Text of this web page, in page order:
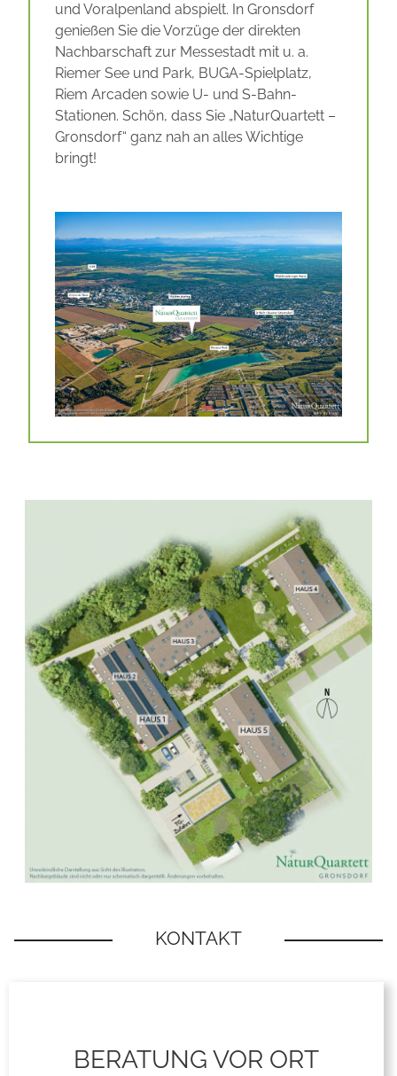
und Voralpenland abspielt. In Gronsdorf
genießen Sie die Vorzüge der direkten
Nachbarschaft zur Messestadt mit u. a.
Riemer See und Park, BUGA-Spielplatz,
Riem Arcaden sowie U- und S-Bahn-
Stationen. Schön, dass Sie „NaturQuartett –
Gronsdorf“ ganz nah an alles Wichtige
bringt!
BERATUNG VOR ORT